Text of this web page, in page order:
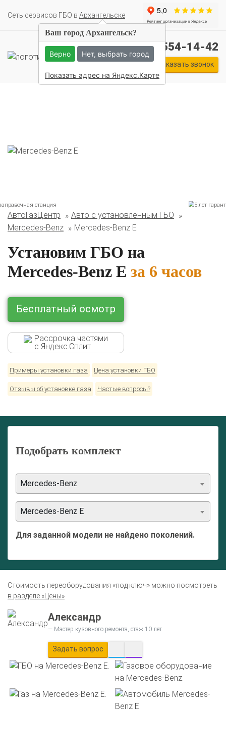
Cеть сервисов ГБО в Архангельске
Комплекты ГБО на иномарки:
BMW Ford Geely HAVAL
Skoda Toyota
+7 (911) 554-14-42
Заказать звонок
АвтоГазЦентр
Авто с установленным ГБО
Mercedes-Benz
Mercedes-Benz E
Установим ГБО на
Mercedes-Benz E за 6 часов
Бесплатный осмотр
Рассрочка частями
с Яндекс.Сплит
Примеры установки газа Цена установки ГБО
Отзывы об установке газа Частые вопросы?
Подобрать комплект
Mercedes-Benz
Mercedes-Benz E
Для заданной модели не найдено поколений.
Стоимость переоборудования «под ключ» можно посмотреть
в разделе «Цены»
Александр
Мастер кузовного ремонта, стаж 10 лет
Задать вопрос
Ваш город Архангельск?
Верно Нет, выбрать город
Показать адрес на Яндекс.Карте